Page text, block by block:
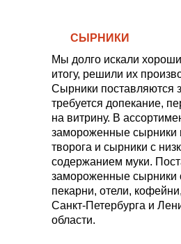
СЫРНИКИ
Мы долго искали
итогу, решили их
Сырники поставляются
требуется допекание,
на витрину. В
замороженные сырники
творога и сырники с
содержанием муки.
замороженные сырники
пекарни, отели,
Санкт-Петербурга и
области.